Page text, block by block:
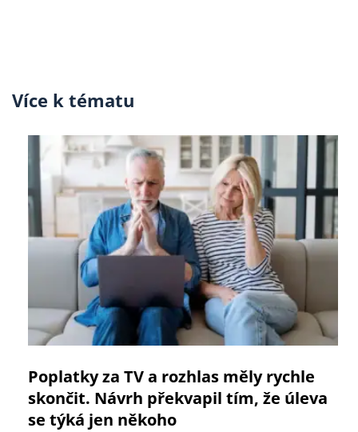
Více k tématu
Poplatky za TV a rozhlas měly rychle
skončit. Návrh překvapil tím, že úleva
se týká jen někoho